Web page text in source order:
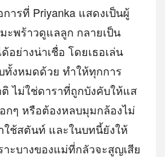
ารที่ Priyanka แสดงเป็นผู้
พร้าวดูแลลูก กลายเป็น
อย่างน่าเชื่อ โดยเธอเล่น
ทั้งหมดด้วย ทำให้ทุกการ
ไม่ใช่ดาราที่ถูกบังคับให้แส
ๆ หรือต้องหลบมุมกล้องไม่
ใช้สตันท์ และในบทนี้ยังให้
าะบางของแม่ที่กลัวจะสูญเสีย